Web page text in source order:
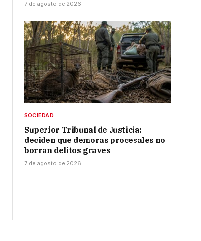
7 de agosto de 2026
SOCIEDAD
Superior Tribunal de Justicia:
deciden que demoras procesales no
borran delitos graves
7 de agosto de 2026